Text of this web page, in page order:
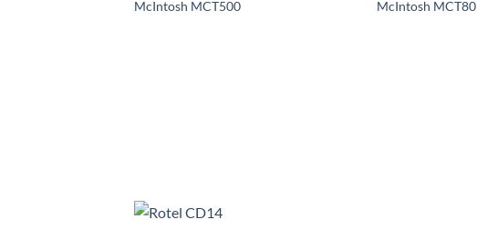
McIntosh MCT500 McIntosh MCT80